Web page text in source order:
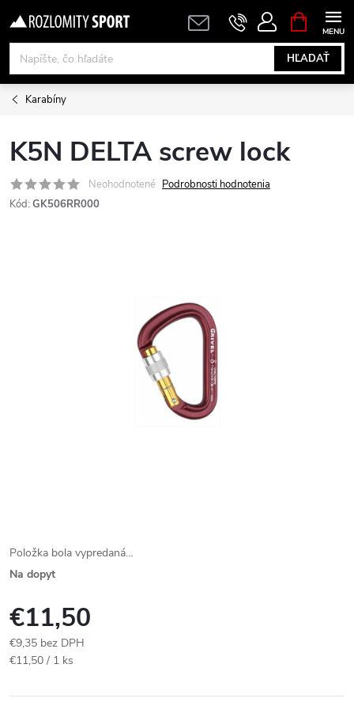
na
obsah
HĽADAŤ
KOŠÍK
Karabíny
K5N DELTA screw lock
Neohodnotené Podrobnosti hodnotenia
Kód: GK506RR000
Položka bola vypredaná…
Na dopyt
€11,50
€9,35 bez DPH
Jednotková
€11,50 / 1 ks